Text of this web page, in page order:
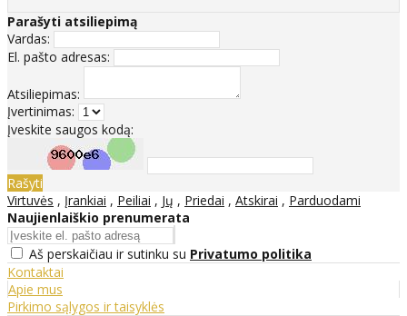
Parašyti atsiliepimą
Vardas:
El. pašto adresas:
Atsiliepimas:
Įvertinimas:
Įveskite saugos kodą:
Rašyti
Virtuvės , Įrankiai , Peiliai , Jų , Priedai , Atskirai , Parduodami
Naujienlaiškio prenumerata
Aš perskaičiau ir sutinku su Privatumo politika
Kontaktai
Apie mus
Pirkimo sąlygos ir taisyklės